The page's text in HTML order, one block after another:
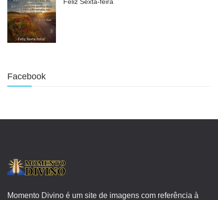
Facebook
Momento Divino é um site de imagens com referência à